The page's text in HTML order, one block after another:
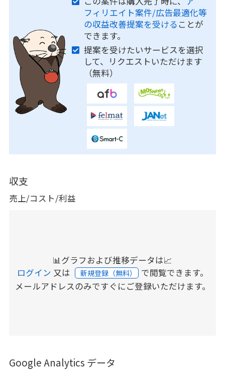
フィリエイト案件/広告最適化等
の収益改善提案を受ける ことが
できます。
提案を受けたいサービスを選択
して、リクエストいただけます
（無料）
収支
売上/コスト/利益
📊グラフおよび推移データは📈
ログイン 又は 新規登録（無料） で閲覧できます。
メールアドレスのみですぐにご登録いただけます。
Google Analytics データ